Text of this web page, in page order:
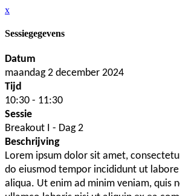
x
Sessiegegevens
Datum
maandag 2 december 2024
Tijd
10:30 - 11:30
Sessie
Breakout I - Dag 2
Beschrijving
Lorem ipsum dolor sit amet,
do eiusmod tempor incididunt ut
aliqua. Ut enim ad minim veniam, quis